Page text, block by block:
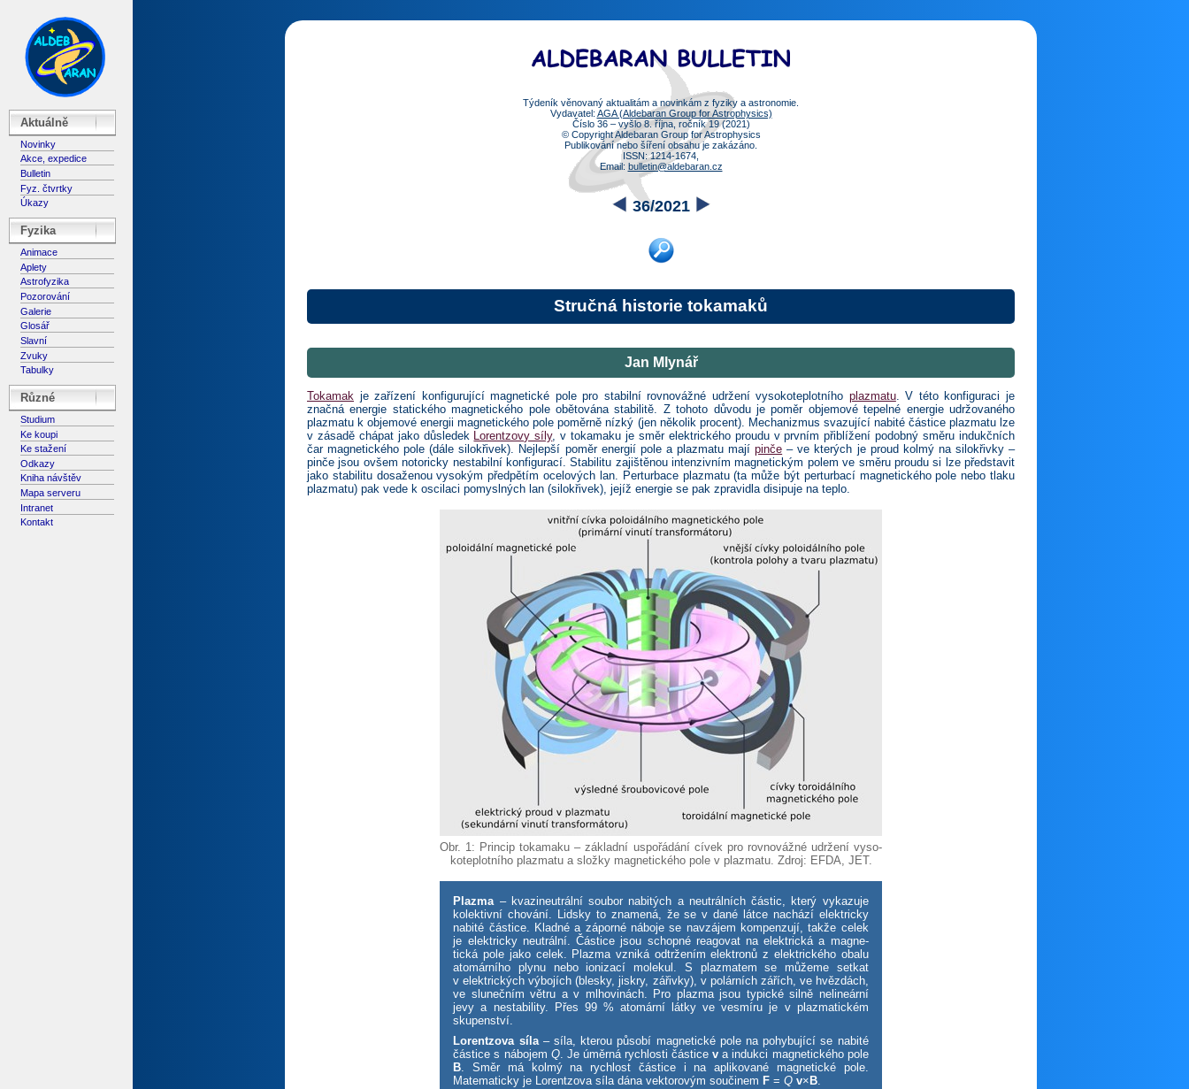
Aktuálně
Novinky
Akce, expedice
Bulletin
Fyz. čtvrtky
Úkazy
Fyzika
Animace
Aplety
Astrofyzika
Pozorování
Galerie
Glosář
Slavní
Zvuky
Tabulky
Různé
Studium
Ke koupi
Ke stažení
Odkazy
Kniha návštěv
Mapa serveru
Intranet
Kontakt
Týdeník věnovaný aktualitám a novinkám z fyziky a astronomie.
Vydavatel: AGA (Aldebaran Group for Astrophysics)
Číslo 36 – vyšlo 8. října, ročník 19 (2021)
© Copyright Aldebaran Group for Astrophysics
Publikování nebo šíření obsahu je zakázáno.
ISSN: 1214-1674,
Email: bulletin@aldebaran.cz
36/2021
Stručná historie tokamaků
Jan Mlynář
Tokamak je zařízení konfigurující magnetické pole pro stabilní rovnovážné udržení vysokoteplotního plazmatu. V této konfiguraci je
značná energie statického magnetického pole obětována stabilitě. Z tohoto důvodu je poměr objemové tepelné energie udržovaného
plazmatu k objemové energii magnetického pole poměrně nízký (jen několik procent). Mechanizmus svazující nabité částice plazmatu lze
v zásadě chápat jako důsledek
Lorentzovy síly, v tokamaku je směr elektrického proudu v prvním přiblížení podobný směru indukčních
čar magnetického pole (dále silokřivek). Nejlepší poměr energií pole a plazmatu majípinče – ve kterých je proud kolmý na silokřivky –
pinče jsou ovšem notoricky nestabilní konfigurací. Stabilitu zajištěnou intenzivním magnetickým polem ve směru proudu si lze představit
jako stabilitu dosaženou vysokým předpětím ocelových lan. Perturbace plazmatu (ta může být perturbací magnetického pole nebo tlaku
plazmatu) pak vede k oscilaci pomyslných lan (silokřivek), jejíž energie se pak zpravidla disipuje na teplo.
Obr. 1: Princip tokamaku – základní uspořádání cívek pro rovnovážné udržení vyso­
ko­teplotního plazmatu a složky magnetického pole v plazmatu. Zdroj: EFDA, JET.
Plazma– kvazineutrální soubor nabitých a neutrálních částic, který vykazuje
kolektivní chování. Lidsky to znamená, že se v dané látce nachází elektricky
nabité částice. Kladné a záporné náboje se navzájem kompenzují, takže celek
je elektricky neutrální. Částice jsou schopné reagovat na elektrická a magne­
tická pole jako celek. Plazma vzniká odtržením elektronů z elektric­ké­ho obalu
atomárního plynu nebo ionizací molekul. S plazmatem se můžeme setkat
v elektrických výbojích (blesky, jiskry, zářivky), v polárních zářích, ve hvězdách,
ve slunečním větru a v mlhovinách. Pro plazma jsou typické silně nelineární
jevy a nestability. Přes 99 % atomární látky ve vesmíru je v plazmatickém
skupenství.
Lorentzova síla– síla, kterou působí magnetické pole na pohybující se nabité
částice s nábojem Q. Je úměrná rychlosti částicev a indukci magnetického pole
B. Směr má kolmý na rychlost částice i na aplikované magnetické pole.
Matematicky je Lorentzova síla dána vektorovým součinem F =Q v× B.